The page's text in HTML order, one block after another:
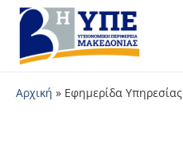
Αρχική » Εφημερίδα Υπηρεσίας